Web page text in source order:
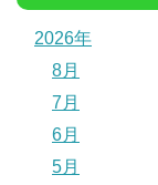
2026年
8月
7月
6月
5月